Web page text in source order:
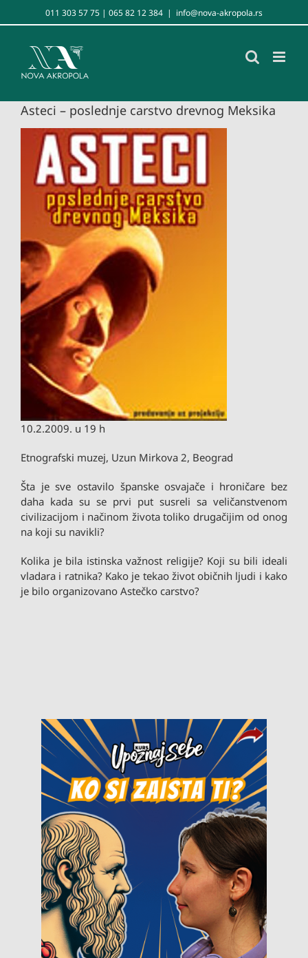
to
011 303 57 75 | 065 82 12 384 | info@nova-akropola.rs
Asteci – poslednje carstvo drevnog Meksika
10.2.2009. u 19 h
Etnografski muzej, Uzun Mirkova 2, Beograd
Šta je sve ostavilo španske osvajače i hroničare bez
daha kada su se prvi put susreli sa veličanstvenom
civilizacijom i načinom života toliko drugačijim od onog
na koji su navikli?
Kolika je bila istinska važnost religije? Koji su bili ideali
vladara i ratnika? Kako je tekao život običnih ljudi i kako
je bilo organizovano Astečko carstvo?